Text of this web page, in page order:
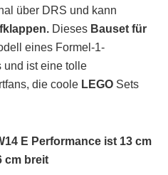
über DRS und kann
Dieses Bauset für
eines Formel-1-
und ist eine tolle
die coole LEGO Sets
E Performance ist 13 cm
cm breit